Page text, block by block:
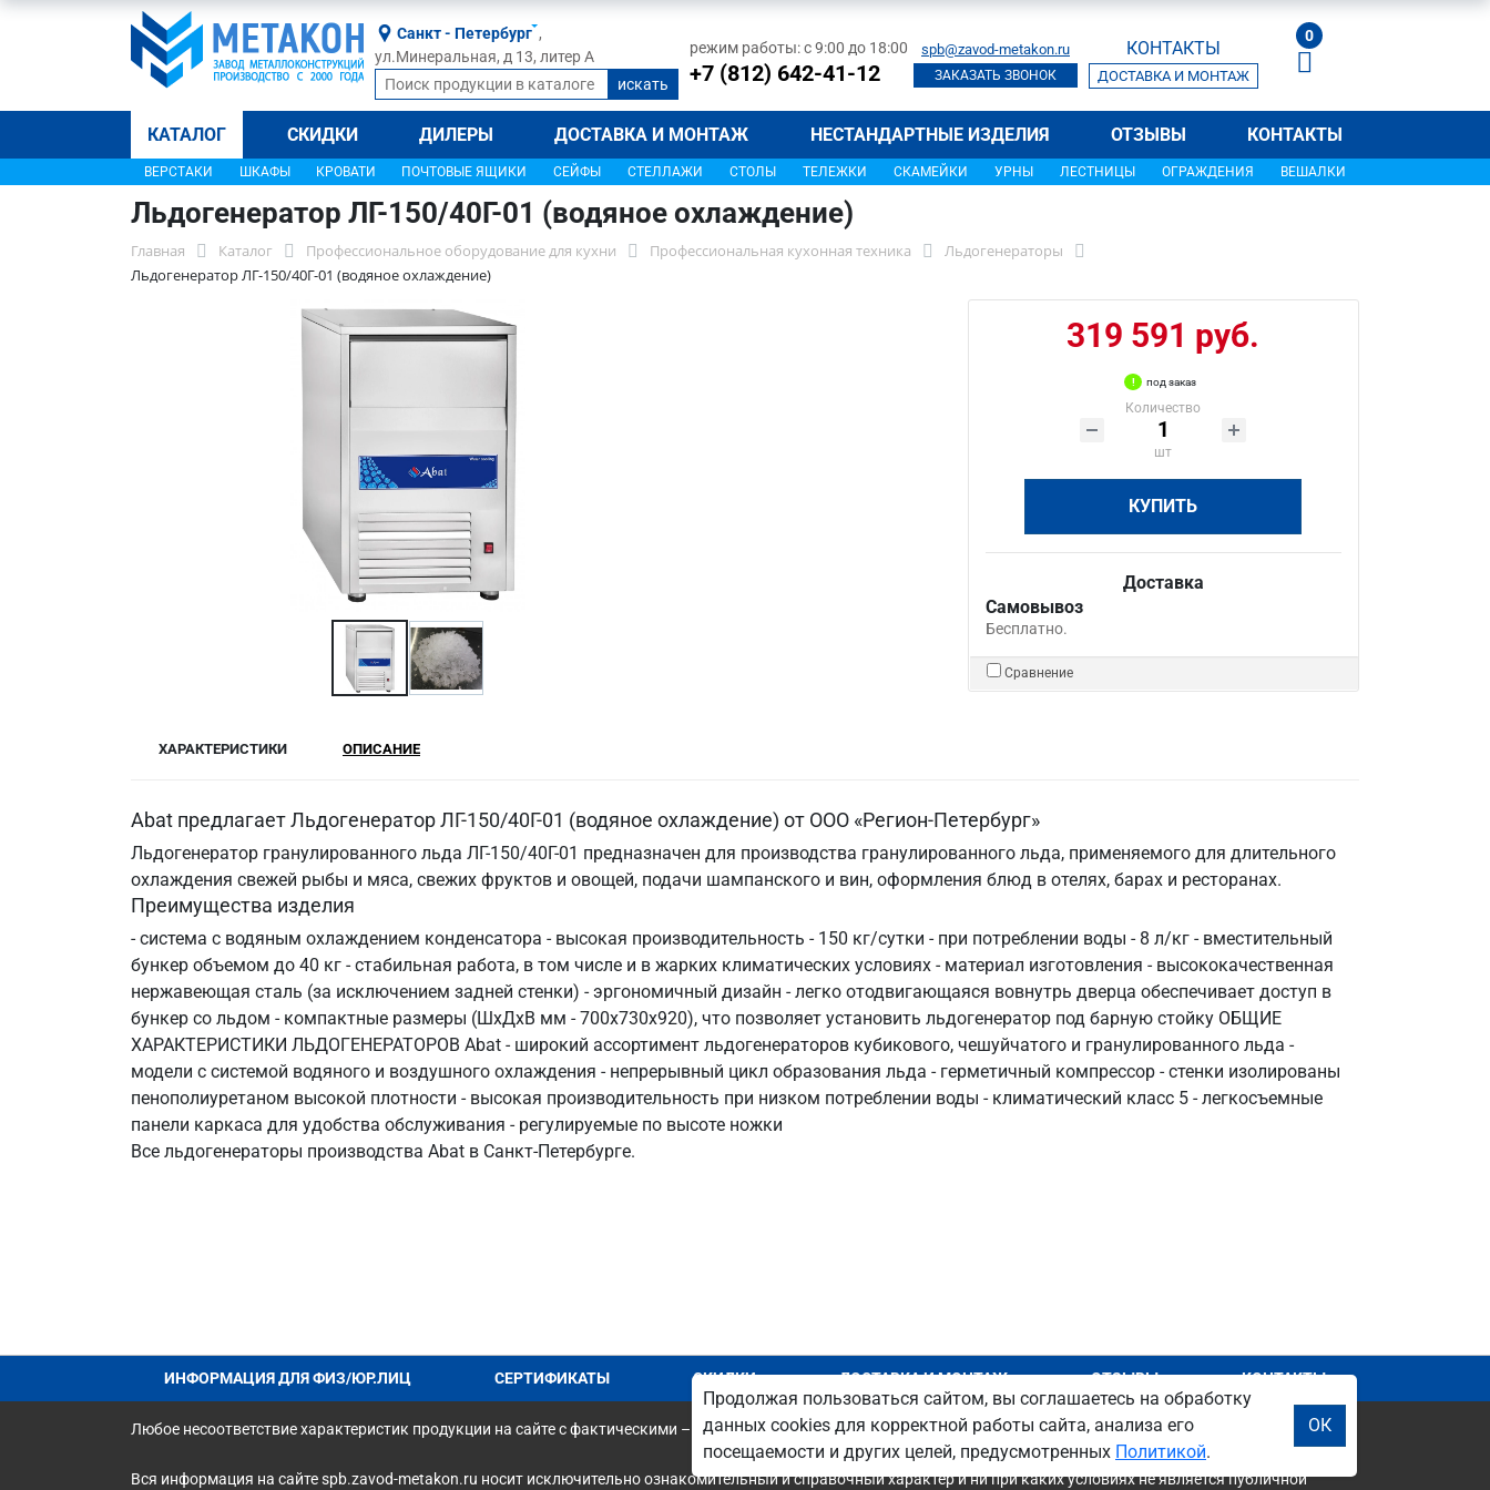
Санкт - Петербург ,
ул.Минеральная, д 13, литер А
режим работы: с 9:00 до 18:00
+7 (812) 642-41-12
spb@zavod-metakon.ru
ЗАКАЗАТЬ ЗВОНОК
КОНТАКТЫ
ДОСТАВКА И МОНТАЖ
0
КАТАЛОГ СКИДКИ ДИЛЕРЫ ДОСТАВКА И МОНТАЖ НЕСТАНДАРТНЫЕ ИЗДЕЛИЯ ОТЗЫВЫ КОНТАКТЫ
ВЕРСТАКИ ШКАФЫ КРОВАТИ ПОЧТОВЫЕ ЯЩИКИ СЕЙФЫ СТЕЛЛАЖИ СТОЛЫ ТЕЛЕЖКИ СКАМЕЙКИ УРНЫ ЛЕСТНИЦЫ ОГРАЖДЕНИЯ ВЕШАЛКИ
Льдогенератор ЛГ-150/40Г-01 (водяное охлаждение)
Главная Каталог Профессиональное оборудование для кухни Профессиональная кухонная техника
Льдогенераторы
Льдогенератор ЛГ-150/40Г-01 (водяное охлаждение)
319 591 руб.
под заказ
Количество
шт
КУПИТЬ
Доставка
Самовывоз
Бесплатно.
Сравнение
ХАРАКТЕРИСТИКИ ОПИСАНИЕ
Abat предлагает Льдогенератор ЛГ-150/40Г-01 (водяное охлаждение) от ООО «Регион-Петербург»
Льдогенератор гранулированного льда ЛГ-150/40Г-01 предназначен для производства гранулированного льда, применяемого для длительного
охлаждения свежей рыбы и мяса, свежих фруктов и овощей, подачи шампанского и вин, оформления блюд в отелях, барах и ресторанах.
Преимущества изделия
- система с водяным охлаждением конденсатора - высокая производительность - 150 кг/сутки - при потреблении воды - 8 л/кг - вместительный
бункер объемом до 40 кг - стабильная работа, в том числе и в жарких климатических условиях - материал изготовления - высококачественная
нержавеющая сталь (за исключением задней стенки) - эргономичный дизайн - легко отодвигающаяся вовнутрь дверца обеспечивает доступ в
бункер со льдом - компактные размеры (ШxДxВ мм - 700x730x920), что позволяет установить льдогенератор под барную стойку ОБЩИЕ
ХАРАКТЕРИСТИКИ ЛЬДОГЕНЕРАТОРОВ Abat - широкий ассортимент льдогенераторов кубикового, чешуйчатого и гранулированного льда -
модели с системой водяного и воздушного охлаждения - непрерывный цикл образования льда - герметичный компрессор - стенки изолированы
пенополиуретаном высокой плотности - высокая производительность при низком потреблении воды - климатический класс 5 - легкосъемные
панели каркаса для удобства обслуживания - регулируемые по высоте ножки
Все льдогенераторы производства Abat в Санкт‑Петербурге.
ИНФОРМАЦИЯ ДЛЯ ФИЗ/ЮР.ЛИЦ СЕРТИФИКАТЫ СКИДКИ ДОСТАВКА И МОНТАЖ ОТЗЫВЫ КОНТАКТЫ
Любое несоответствие характеристик продукции на сайте с фактическими – является опечаткой.
Вся информация на сайте spb.zavod-metakon.ru носит исключительно ознакомительный и справочный характер и ни при каких условиях не является публичной
Продолжая пользоваться сайтом, вы соглашаетесь на обработку
данных cookies для корректной работы сайта, анализа его
посещаемости и других целей, предусмотренных Политикой.
ОК